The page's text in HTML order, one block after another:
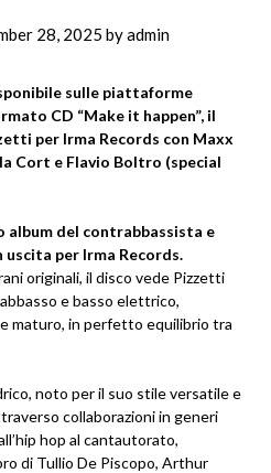
28, 2025 byadmin
sulle piattaforme
CD “Make it happen”, il
per Irma Records con Maxx
Cort e Flavio Boltro (special
album del contrabbassista e
per Irma Records.
originali, il disco vede Pizzetti
e basso elettrico,
maturo, in perfetto equilibrio tra
noto per il suo stile versatile e
collaborazioni in generi
hop al cantautorato,
di Tullio De Piscopo, Arthur